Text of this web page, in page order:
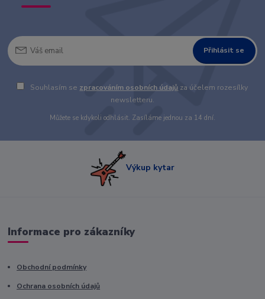
Přihlásit se
Souhlasím se zpracováním osobních údajů za účelem rozesílky
newsletteru.
Můžete se kdykoli odhlásit. Zasíláme jednou za 14 dní.
Výkup kytar
Informace pro zákazníky
Obchodní podmínky
Ochrana osobních údajů